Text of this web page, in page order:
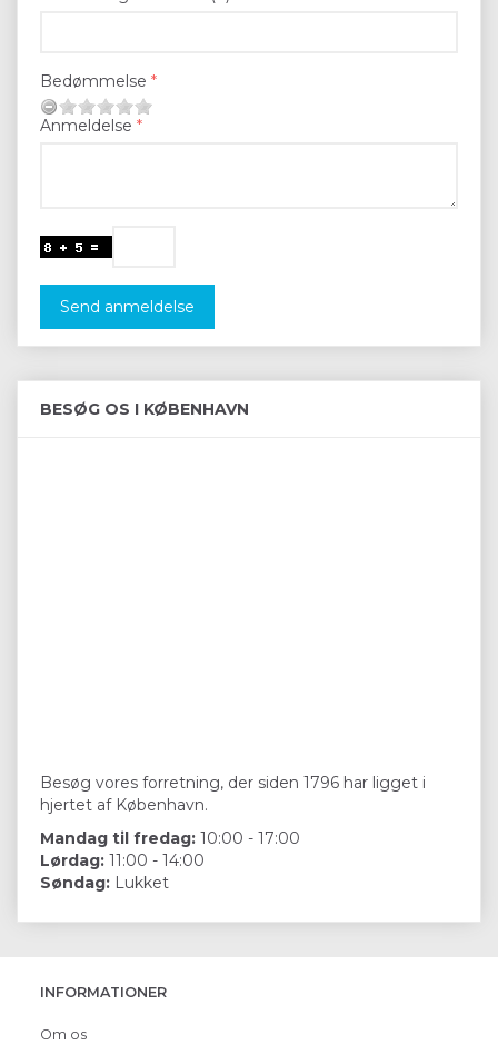
Bedømmelse
Anmeldelse
Send anmeldelse
BESØG OS I KØBENHAVN
Besøg vores forretning, der siden 1796 har ligget i
hjertet af København.
Mandag til fredag: 10:00 - 17:00
Lørdag: 11:00 - 14:00
Søndag: Lukket
INFORMATIONER
Om os